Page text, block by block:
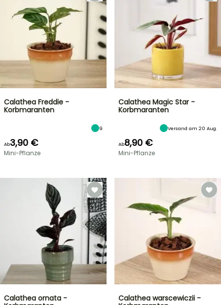
Calathea Freddie -
Korbmaranten
9
Ab3,90 €
Mini-Pflanze
Calathea Magic Star -
Korbmaranten
Versand am 20 Aug.
Ab8,90 €
Mini-Pflanze
Calathea ornata -
Calathea warscewiczii -